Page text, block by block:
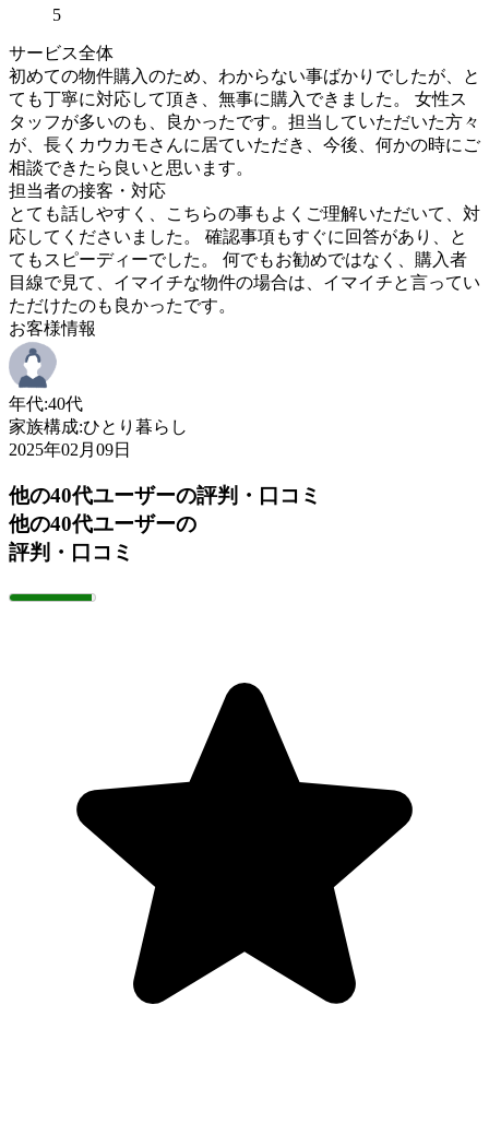
5
サービス全体
初めての物件購入のため、わからない事ばかりでしたが、と
ても丁寧に対応して頂き、無事に購入できました。 女性ス
タッフが多いのも、良かったです。担当していただいた方々
が、長くカウカモさんに居ていただき、今後、何かの時にご
相談できたら良いと思います。
担当者の接客・対応
とても話しやすく、こちらの事もよくご理解いただいて、対
応してくださいました。 確認事項もすぐに回答があり、と
てもスピーディーでした。 何でもお勧めではなく、購入者
目線で見て、イマイチな物件の場合は、イマイチと言ってい
ただけたのも良かったです。
お客様情報
年代:40代
家族構成:ひとり暮らし
2025年02月09日
他の40代ユーザーの評判・口コミ
他の40代ユーザーの
評判・口コミ